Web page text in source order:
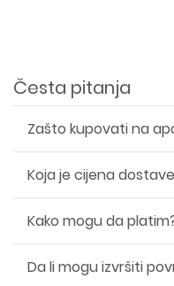
Česta pitanja
Zašto kupovati na
Koja je cijena
Kako mogu da
Da li mogu izvršiti